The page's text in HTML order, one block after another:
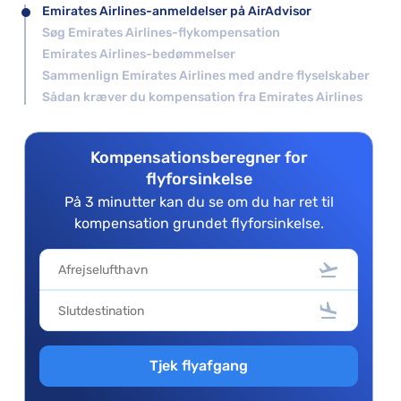
Emirates Airlines-anmeldelser på AirAdvisor
Søg Emirates Airlines-flykompensation
Emirates Airlines-bedømmelser
Sammenlign Emirates Airlines med andre flyselskaber
Sådan kræver du kompensation fra Emirates Airlines
Kompensationsberegner for
flyforsinkelse
På 3 minutter kan du se om du har ret til
kompensation grundet flyforsinkelse.
Tjek flyafgang